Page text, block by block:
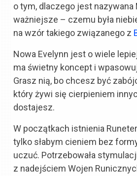
o tym, dlaczego jest nazywana
ważniejsze – czemu była
na wzór takiego związanego z
Nowa Evelynn jest o wiele
ma świetny koncept i
Grasz nią, bo chcesz być
który żywi się cierpieniem
dostajesz.
W początkach istnienia
tylko słabym cieniem bez
uczuć. Potrzebowała
z nadejściem Wojen